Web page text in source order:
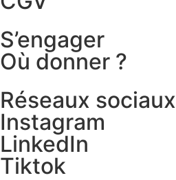
S’engager
Où donner ?
Réseaux sociaux
Instagram
LinkedIn
Tiktok